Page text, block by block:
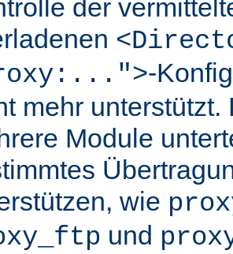
der
-
mehr
Module
wie
und